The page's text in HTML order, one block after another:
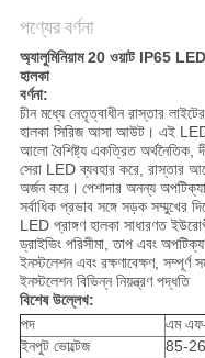
পণ্যের বর্ণনা
অ্যালুমিনিয়াম 20 ওয়াট IP65
হালকা
বর্ণনা:
চীন মধ্যে নেতৃত্বাধীন রাস্তার
হালকা সিরিজ আসা আউট। এই
আলো বৈশিষ্ট্য একত্রিত অর্থনৈতিক,
সেরা LED ব্যবহার করে, রাস্তার
অর্জন করে। পেশাদার অনন্য
সর্বাধিক প্রভাব সঙ্গে সড়ক সম্মুখের
LED প্রাঙ্গণ হালকা সাধারণত
ড্রাইভিং পরিসীমা, তাপ এবং
ইনস্টলেশন এবং রক্ষণাবেক্ষণ, সম্পূর্ণ
ইনস্টলেশন বিভিন্ন নিয়ন্ত্রণ পদ্ধতি
বিশেষ উল্লেখ:
পদ
এম
ইনপুট ভোল্টেজ
85-